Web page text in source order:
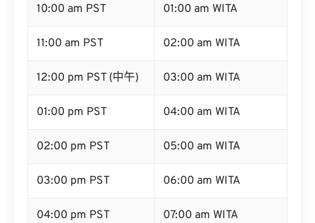
10:00 am PST 01:00 am WITA
11:00 am PST 02:00 am WITA
12:00 pm PST (中午) 03:00 am WITA
01:00 pm PST 04:00 am WITA
02:00 pm PST 05:00 am WITA
03:00 pm PST 06:00 am WITA
04:00 pm PST 07:00 am WITA